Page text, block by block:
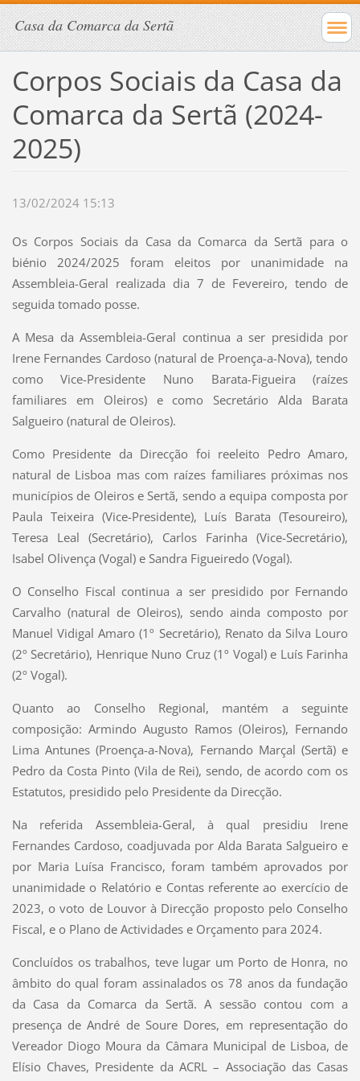
Casa da Comarca da Sertã
Corpos Sociais da Casa da
Comarca da Sertã (2024-
2025)
13/02/2024 15:13
Os Corpos Sociais da Casa da Comarca da Sertã para o
biénio 2024/2025 foram eleitos por unanimidade na
Assembleia-Geral realizada dia 7 de Fevereiro, tendo de
seguida tomado posse.
A Mesa da Assembleia-Geral continua a ser presidida por
Irene Fernandes Cardoso (natural de Proença-a-Nova), tendo
como Vice-Presidente Nuno Barata-Figueira (raízes
familiares em Oleiros) e como Secretário Alda Barata
Salgueiro (natural de Oleiros).
Como Presidente da Direcção foi reeleito Pedro Amaro,
natural de Lisboa mas com raízes familiares próximas nos
municípios de Oleiros e Sertã, sendo a equipa composta por
Paula Teixeira (Vice-Presidente), Luís Barata (Tesoureiro),
Teresa Leal (Secretário), Carlos Farinha (Vice-Secretário),
Isabel Olivença (Vogal) e Sandra Figueiredo (Vogal).
O Conselho Fiscal continua a ser presidido por Fernando
Carvalho (natural de Oleiros), sendo ainda composto por
Manuel Vidigal Amaro (1º Secretário), Renato da Silva Louro
(2º Secretário), Henrique Nuno Cruz (1º Vogal) e Luís Farinha
(2º Vogal).
Quanto ao Conselho Regional, mantém a seguinte
composição: Armindo Augusto Ramos (Oleiros), Fernando
Lima Antunes (Proença-a-Nova), Fernando Marçal (Sertã) e
Pedro da Costa Pinto (Vila de Rei), sendo, de acordo com os
Estatutos, presidido pelo Presidente da Direcção.
Na referida Assembleia-Geral, à qual presidiu Irene
Fernandes Cardoso, coadjuvada por Alda Barata Salgueiro e
por Maria Luísa Francisco, foram também aprovados por
unanimidade o Relatório e Contas referente ao exercício de
2023, o voto de Louvor à Direcção proposto pelo Conselho
Fiscal, e o Plano de Actividades e Orçamento para 2024.
Concluídos os trabalhos, teve lugar um Porto de Honra, no
âmbito do qual foram assinalados os 78 anos da fundação
da Casa da Comarca da Sertã. A sessão contou com a
presença de André de Soure Dores, em representação do
Vereador Diogo Moura da Câmara Municipal de Lisboa, de
Elísio Chaves, Presidente da ACRL – Associação das Casas